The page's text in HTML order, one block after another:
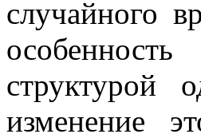
случайного
структурой
изменение